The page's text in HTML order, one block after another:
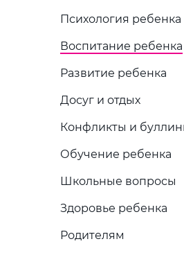
Психология ребенка
Воспитание ребенка
Развитие ребенка
Досуг и отдых
Конфликты и
Обучение ребенка
Школьные вопросы
Здоровье ребенка
Родителям